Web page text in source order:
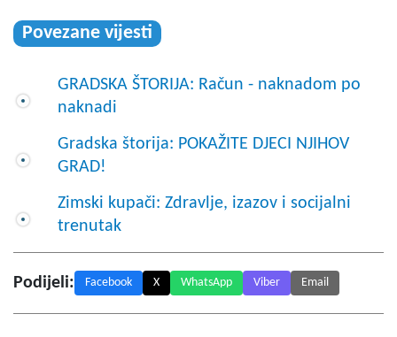
Povezane vijesti
GRADSKA ŠTORIJA: Račun - naknadom po
naknadi
Gradska štorija: POKAŽITE DJECI NJIHOV
GRAD!
Zimski kupači: Zdravlje, izazov i socijalni
trenutak
Podijeli: Facebook X WhatsApp Viber Email